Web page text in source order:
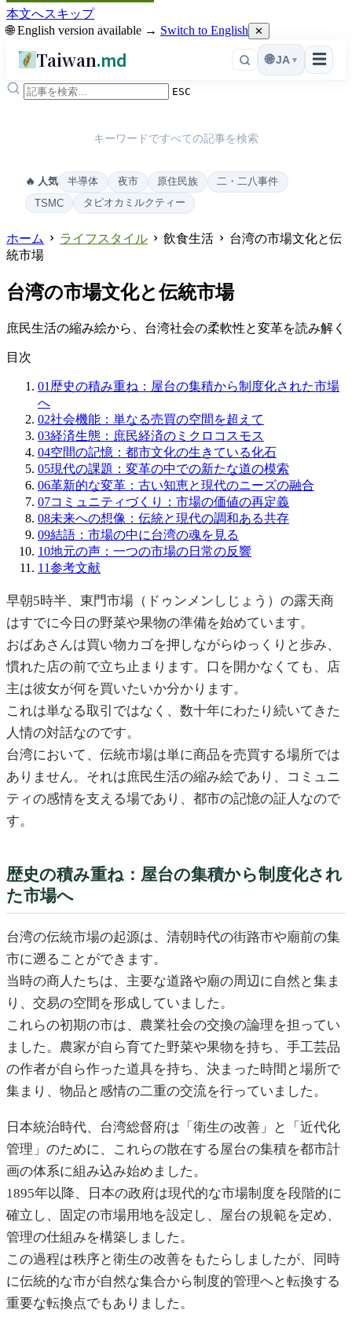
本文へスキップ
🌐 English version available → Switch to English ✕
Taiwan.md ☰
🌐 JA ▾
ESC
キーワードですべての記事を検索
🔥 人気 半導体 夜市 原住民族
二・二八事件
TSMC
タピオカミルクティー
ホーム ライフスタイル 飲食生活
台湾の市場文化と伝
統市場
台湾の市場文化と伝統市場
庶民生活の縮み絵から、台湾社会の柔軟性と変革を読み解く
目次
01 歴史の積み重ね：屋台の集積から制度化された市場
へ
02社会機能：単なる売買の空間を超えて
03経済生態：庶民経済のミクロコスモス
04空間の記憶：都市文化の生きている化石
05現代の課題：変革の中での新たな道の模索
06革新的な変革：古い知恵と現代のニーズの融合
07コミュニティづくり：市場の価値の再定義
08未来への想像：伝統と現代の調和ある共存
09結語：市場の中に台湾の魂を見る
10地元の声：一つの市場の日常の反響
11参考文献
早朝5時半、東門市場（ドゥンメンしじょう）の露天商
はすでに今日の野菜や果物の準備を始めています。
おばあさんは買い物カゴを押しながらゆっくりと歩み、
慣れた店の前で立ち止まります。口を開かなくても、店
主は彼女が何を買いたいか分かります。
これは単なる取引ではなく、数十年にわたり続いてきた
人情の対話なのです。
台湾において、伝統市場は単に商品を売買する場所では
ありません。それは庶民生活の縮み絵であり、コミュニ
ティの感情を支える場であり、都市の記憶の証人なので
す。
歴史の積み重ね：屋台の集積から制度化され
た市場へ
台湾の伝統市場の起源は、清朝時代の街路市や廟前の集
市に遡ることができます。
当時の商人たちは、主要な道路や廟の周辺に自然と集ま
り、交易の空間を形成していました。
これらの初期の市は、農業社会の交換の論理を担ってい
ました。農家が自ら育てた野菜や果物を持ち、手工芸品
の作者が自ら作った道具を持ち、決まった時間と場所で
集まり、物品と感情の二重の交流を行っていました。
日本統治時代、台湾総督府は「衛生の改善」と「近代化
管理」のために、これらの散在する屋台の集積を都市計
画の体系に組み込み始めました。
1895年以降、日本の政府は現代的な市場制度を段階的に
確立し、固定の市場用地を設定し、屋台の規範を定め、
管理の仕組みを構築しました。
この過程は秩序と衛生の改善をもたらしましたが、同時
に伝統的な市が自然な集合から制度的管理へと転換する
重要な転換点でもありました。